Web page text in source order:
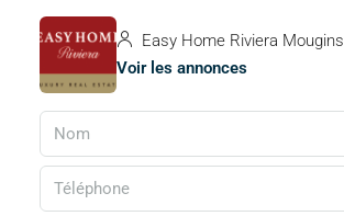
Easy Home Riviera Mougins
Voir les annonces